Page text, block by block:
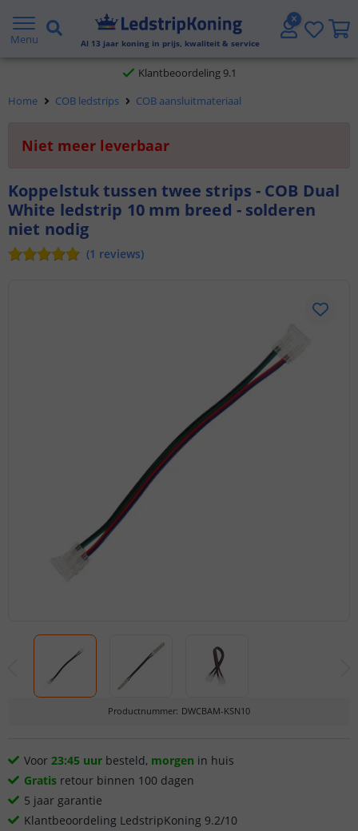
Menu Al 13 jaar koning in prijs, kwaliteit & service
Gratis verzending vanaf € 20,- NL en BE
Klantbeoordeling 9.1
Voor 23:45 uur besteld,morgen in huis
Home COB ledstrips COB aansluitmateriaal
Niet meer leverbaar
Koppelstuk tussen twee strips - COB Dual
White ledstrip 10 mm breed - solderen
niet nodig
(1 reviews)
Productnummer: DWCBAM-KSN10
Voor 23:45 uur besteld, morgen in huis
Gratis retour binnen 100 dagen
5 jaar garantie
Klantbeoordeling LedstripKoning 9.2/10